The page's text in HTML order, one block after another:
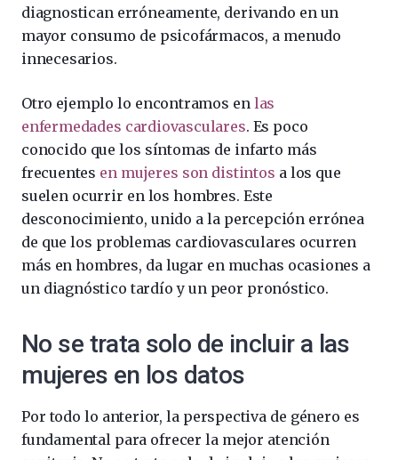
diagnostican erróneamente, derivando en un
mayor consumo de psicofármacos, a menudo
innecesarios.
Otro ejemplo lo encontramos en las
enfermedades cardiovasculares. Es poco
conocido que los síntomas de infarto más
frecuentes en mujeres son distintos a los que
suelen ocurrir en los hombres. Este
desconocimiento, unido a la percepción errónea
de que los problemas cardiovasculares ocurren
más en hombres, da lugar en muchas ocasiones a
un diagnóstico tardío y un peor pronóstico.
No se trata solo de incluir a las
mujeres en los datos
Por todo lo anterior, la perspectiva de género es
fundamental para ofrecer la mejor atención